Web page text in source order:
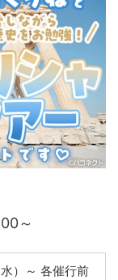
～
）～ 各催行前